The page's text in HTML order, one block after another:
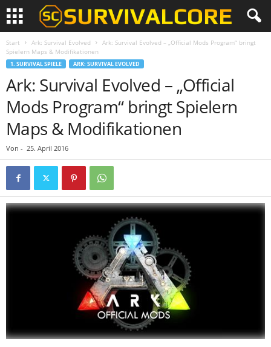
Start Ark: Survival Evolved
Ark: Survival Evolved – „Official Mods Program“ bringt
Spielern Maps & Modifikationen
1. SURVIVAL SPIELE ARK: SURVIVAL EVOLVED
Ark: Survival Evolved – „Official
Mods Program“ bringt Spielern
Maps & Modifikationen
Von - 25. April 2016